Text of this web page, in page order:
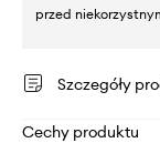
przed
Szczegóły
Cechy produktu